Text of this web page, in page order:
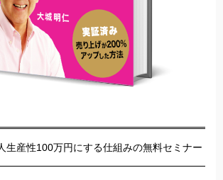
生産性100万円にする仕組みの無料セミナー